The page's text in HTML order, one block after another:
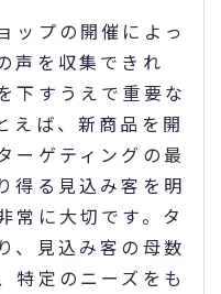
ップの開催によっ
声を収集できれ
下すうえで重要な
えば、新商品を開
ーゲティングの最
得る見込み客を明
常に大切です。タ
、見込み客の母数
特定のニーズをも